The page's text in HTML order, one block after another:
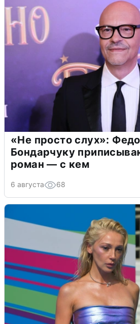
«Не просто слух»:
Бондарчуку
роман — с кем
6 августа 68